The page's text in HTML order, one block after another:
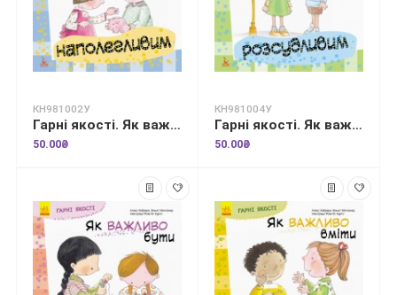
КН981002У
Гарні якості. Як важливо бути наполегливим
50.00₴
КН981004У
Гарні якості. Як важливо бути розсудливим!
50.00₴